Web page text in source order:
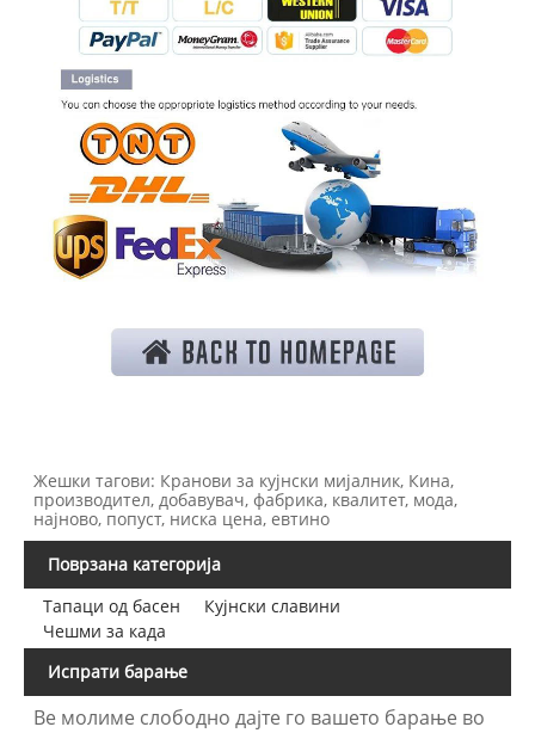
Жешки тагови: Кранови за кујнски мијалник, Кина,
производител, добавувач, фабрика, квалитет, мода,
најново, попуст, ниска цена, евтино
Поврзана категорија
Тапаци од басен
Кујнски славини
Чешми за када
Испрати барање
Ве молиме слободно дајте го вашето барање во